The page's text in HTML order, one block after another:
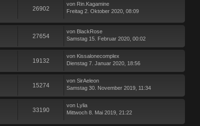
26902
von Rin.Kagamine
Freitag 2. Oktober 2020, 08:09
27654
von BlackRose
Samstag 15. Februar 2020, 00:02
19132
von Kissalonecomplex
Dienstag 7. Januar 2020, 18:56
15274
von SirAeleon
Samstag 30. November 2019, 11:34
33190
von Lylia
Mittwoch 8. Mai 2019, 21:22